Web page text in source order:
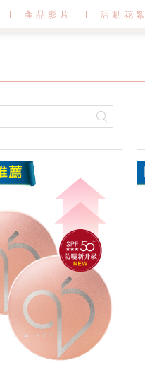
產品影片 活動花絮